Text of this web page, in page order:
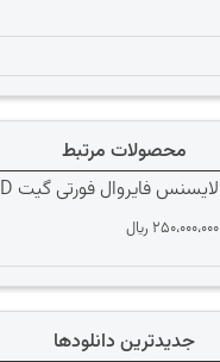
محصولات مرتبط
لایسنس فایروال فورتی گیت 500D
250،000،000 ﷼
جدیدترین دانلودها